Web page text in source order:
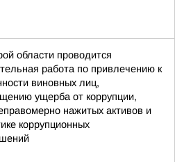
области проводится
работа по привлечению к
виновных лиц,
ущерба от коррупции,
нажитых активов и
коррупционных